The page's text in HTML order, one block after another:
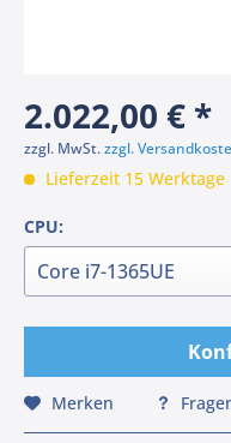
2.022,00 € *
zzgl. MwSt.zzgl.
Lieferzeit 15 Werktage
CPU:
Merken